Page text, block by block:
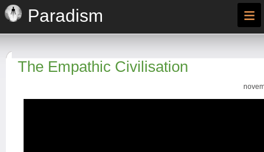
Paradism ≡
The Empathic Civilisation